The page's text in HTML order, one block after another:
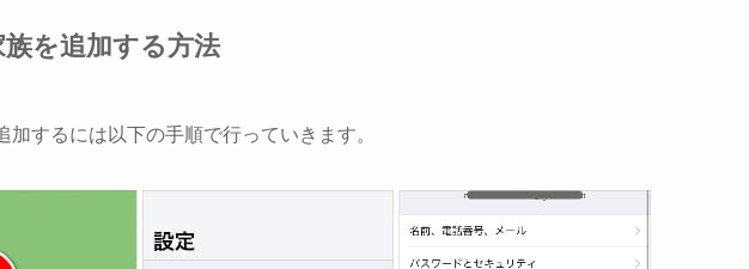
を追加する方法
加するには以下の手順で行っていきます。